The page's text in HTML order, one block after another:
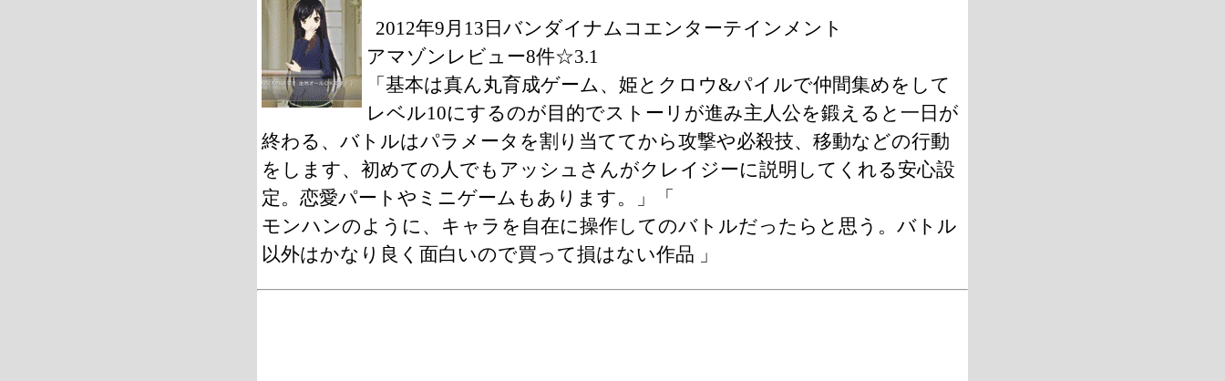
2012年9月13日バンダイナムコエンターテインメント
アマゾンレビュー8件☆3.1
「基本は真ん丸育成ゲーム、姫とクロウ&パイルで仲間集めをして
レベル10にするのが目的でストーリが進み主人公を鍛えると一日が
終わる、バトルはパラメータを割り当ててから攻撃や必殺技、移動などの行動
をします、初めての人でもアッシュさんがクレイジーに説明してくれる安心設
定。恋愛パートやミニゲームもあります。」「
モンハンのように、キャラを自在に操作してのバトルだったらと思う。バトル
以外はかなり良く面白いので買って損はない作品 」